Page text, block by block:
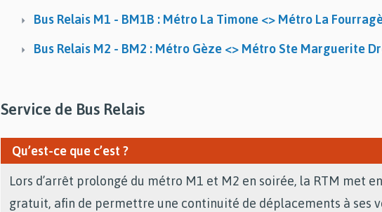
Bus Relais M1 - BM1B : Métro La Timone <> Métro La
Bus Relais M2 - BM2 : Métro Gèze <> Métro Ste Marguerite
Service de Bus Relais
Qu’est-ce que c’est ?
Lors d’arrêt prolongé du métro M1 et M2 en soirée, la RTM met
gratuit, afin de permettre une continuité de déplacements à ses